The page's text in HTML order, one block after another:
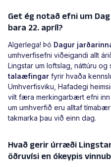
Get ég notað efni um
bara 22. apríl?
Algerlega! Þó Dagur
umhverfisefni viðeigandi allt
Lingstar um loftslag, náttúru
talaæfingar fyrir hvaða
Umhverfisviku, Hafadegi
vilt færa merkingarbært efni inn
um umhverfið eru alltaf
takmarka þau við einn dag.
Hvað gerir úrræði
öðruvísi en ókeypis